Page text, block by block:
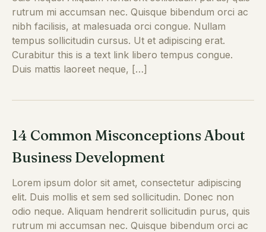
rutrum mi accumsan nec. Quisque bibendum orci ac
nibh facilisis, at malesuada orci congue. Nullam
tempus sollicitudin cursus. Ut et adipiscing erat.
Curabitur this is a text link libero tempus congue.
Duis mattis laoreet neque, […]
14 Common Misconceptions About
Business Development
Lorem ipsum dolor sit amet, consectetur adipiscing
elit. Duis mollis et sem sed sollicitudin. Donec non
odio neque. Aliquam hendrerit sollicitudin purus, quis
rutrum mi accumsan nec. Quisque bibendum orci ac